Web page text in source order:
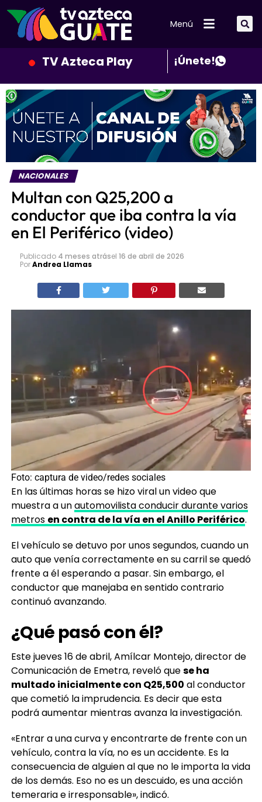
Menú
TV Azteca Play ¡Únete!
NACIONALES
Multan con Q25,200 a
conductor que iba contra la vía
en El Periférico (video)
Publicado 4 meses atrásel 16 de abril de 2026
PorAndrea Llamas
Foto: captura de video/redes sociales
En las últimas horas se hizo viral un video que
muestra a unautomovilista conducir durante varios
metros en contra de la vía en el Anillo Periférico.
El vehículo se detuvo por unos segundos, cuando un
auto que venía correctamente en su carril se quedó
frente a él esperando a pasar. Sin embargo, el
conductor que manejaba en sentido contrario
continuó avanzando.
¿Qué pasó con él?
Este jueves 16 de abril, Amílcar Montejo, director de
Comunicación de Emetra, reveló quese ha
multado inicialmente con Q25,500 al conductor
que cometió la imprudencia. Es decir que esta
podrá aumentar mientras avanza la investigación.
«Entrar a una curva y encontrarte de frente con un
vehículo, contra la vía, no es un accidente. Es la
consecuencia de alguien al que no le importa la vida
de los demás. Eso no es un descuido, es una acción
temeraria e irresponsable», indicó.